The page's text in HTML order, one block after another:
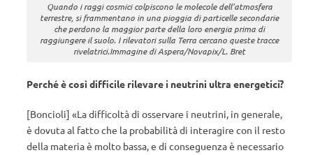
Quando i raggi cosmici colpiscono le molecole dell’atmosfera
terrestre, si frammentano in una pioggia di particelle secondarie
che perdono la maggior parte della loro energia prima di
raggiungere il suolo. I rilevatori sulla Terra cercano queste tracce
rivelatrici.Immagine di Aspera/Novapix/L. Bret
Perché è così difficile rilevare i neutrini ultra energetici?
[Boncioli] «La difficoltà di osservare i neutrini, in generale,
è dovuta al fatto che la probabilità di interagire con il resto
della materia è molto bassa, e di conseguenza è necessario